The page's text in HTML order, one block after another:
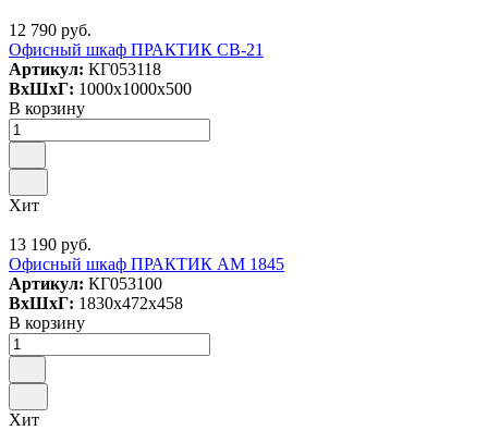
12 790 руб.
Офисный шкаф ПРАКТИК СВ-21
Артикул: КГ053118
ВxШxГ: 1000x1000x500
В корзину
Хит
13 190 руб.
Офисный шкаф ПРАКТИК AM 1845
Артикул: КГ053100
ВxШxГ: 1830x472x458
В корзину
Хит